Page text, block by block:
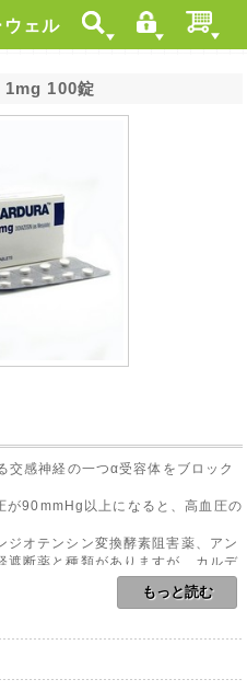
ウェル
1mg 100錠
交感神経の一つα受容体をブロック
90mmHg以上になると、高血圧の
オテンシン変換酵素阻害薬、アン
遮断薬と種類がありますが、カルデ
、効果が持続します。
容体の中でもα1受容体と呼ばれ
約筋、瞳孔散大筋に効きます。
もっと読む